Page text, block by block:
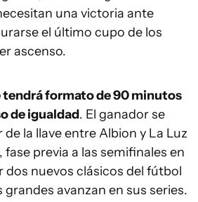
una victoria ante
el último cupo de los
ascenso.
tendrá formato de 90 minutos
de igualdad. El ganador se
la llave entre Albion y La Luz
previa a las semifinales en
dos nuevos clásicos del fútbol
avanzan en sus series.